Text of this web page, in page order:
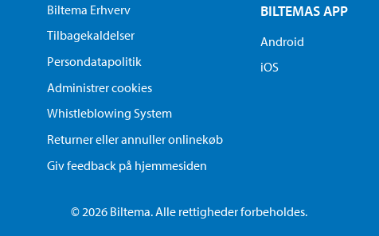
Biltema Erhverv
Tilbagekaldelser
Persondatapolitik
Administrer cookies
Whistleblowing System
Returner eller annuller onlinekøb
Giv feedback på hjemmesiden
BILTEMAS APP
Android
iOS
© 2026 Biltema. Alle rettigheder forbeholdes.